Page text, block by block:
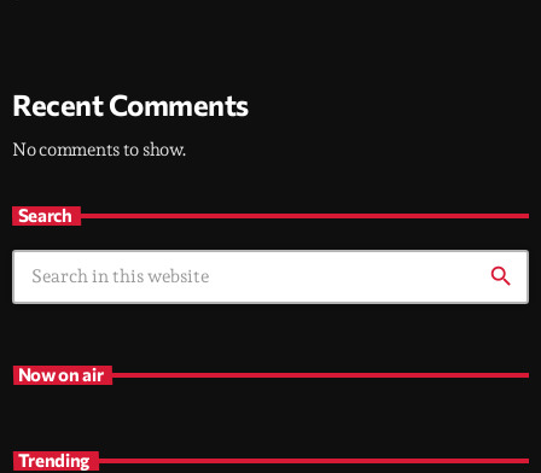
Recent Comments
No comments to show.
Search
search
Now on air
Trending